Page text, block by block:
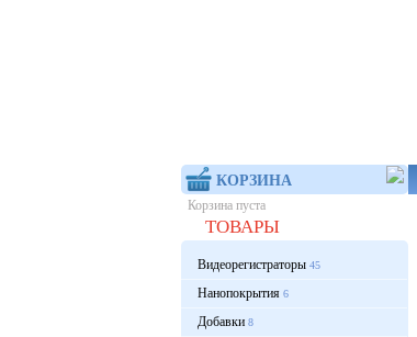
КОРЗИНА
Корзина пуста
ТОВАРЫ
Видеорегистраторы45
Нанопокрытия6
Добавки8